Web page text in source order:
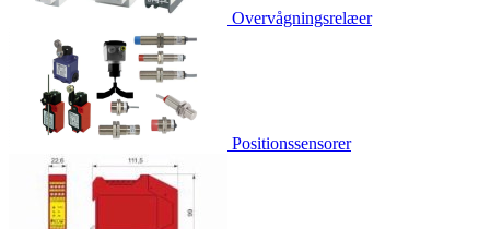
Overvågningsrelæer
Positionssensorer